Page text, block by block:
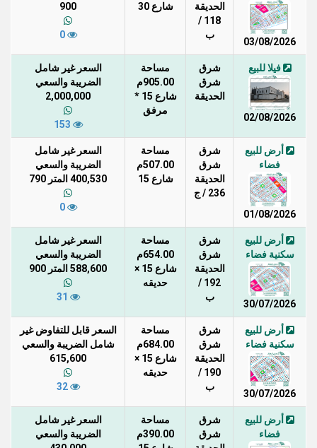
03/08/2026
الحديقة
118 /
ب
شارع 30
900
0
فيلا للبيع
02/08/2026
شرق
شرق
الحديقة
مساحة
905.00م
شارع 15 *
مرفق
السعر غير شامل
الضريبة والسعي
2,000,000
أرض للبيع
فضاء
01/08/2026
شرق
شرق
الحديقة
236 / ج
مساحة
507.00م
شارع 15
السعر غير شامل
الضريبة والسعي
400,530 المتر 790
0
أرض للبيع
سكنية فضاء
30/07/2026
شرق
شرق
الحديقة
192 /
ب
مساحة
654.00م
شارع 15 ×
حديقه
السعر غير شامل
الضريبة والسعي
588,600 المتر 900
أرض للبيع
سكنية فضاء
30/07/2026
شرق
شرق
الحديقة
190 /
ب
مساحة
684.00م
شارع 15 ×
حديقه
السعر قابل للتفاوض غير
شامل الضريبة والسعي
615,600
32
أرض للبيع
فضاء
شرق
شرق
مساحة
390.00م
السعر غير شامل
الضريبة والسعي